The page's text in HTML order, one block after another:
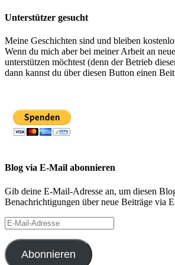
Unterstützer gesucht
Meine Geschichten sind und bleiben
Wenn du mich aber bei meiner Arbeit an
unterstützen möchtest (denn der Betrieb
dann kannst du über diesen Button einen
Blog via E-Mail abonnieren
Gib deine E-Mail-Adresse an, um diesen
Benachrichtigungen über neue Beiträge via
E-
Mail-
Adresse
Abonnieren